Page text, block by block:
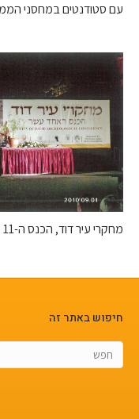
עם סטודנטים במחסני
מחקרי עיר דוד, הכנס ה-11
חיפוש באתר זה